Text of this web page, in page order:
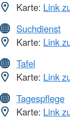
Karte: Link
Suchdienst
Karte: Link
Tafel
Karte: Link
Tagespflege
Karte: Link